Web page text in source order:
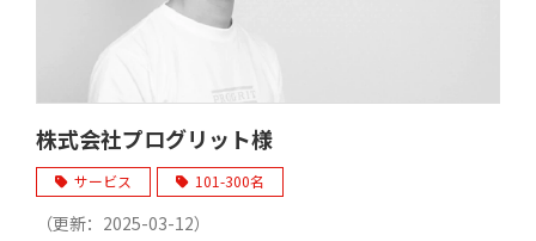
株式会社プログリット様
サービス 101-300名
（更新： 2025-03-12）